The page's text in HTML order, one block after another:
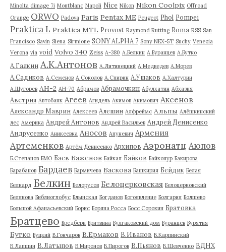
Minolta dimage 7i Montblanc Napoli Nice Nikon Nikon Coolpix Offroad
Orange ORWO Padova Paris Pentax ME Peugeot Phol Pompei
Praktica L Praktica MTL Provost Raymond Rutting Roma RSS San
Francisco Savin Siena Sirmione SONY ALPHA 7 Sony NEX-5T Suchy Venezia
Verona via void Volvo 340 Zeiss А-380 А.Белкин А.Буранцев А.Бутко
А.Галкин А.К.Антонов А.Литинецкий А.Медведев А.Морев
А.Садиков А.Семенов А.Соколов А.Спирин А.Ушаков А.Халтурин
А.Щугорев АН-2 АН-70 Абрамов Абрамочкин Абулхатин Абхазия
Австрия Автобанк Агеев Агидель Акимов Акимович Аксенов
Александр Маврин Алексеев Алешин Алфреймс Альпы Алёшкинский
лес Америка Андрей Антонов Андрей Васильев Андрей Денисенко
Андрусенко Аникеевка Аносов Апуневич Армения
Артеменков Артём Денисенко Архипов Аэронатц Аюпов
Б.Степанов БМО Баев Баженов Байкал Байков Байконур Бакирова
Барабанов Бардаев Бармичева Баскова Башкирия Бейдик Белая
Белкард Белкин Белорусов Белоцерковская Белоцерковский
Белякова Библиоглобус Блынская Богданов Богоявление Болгария Болшево
Большой Афанасьевский Борис Боряна Росса Босс Сорокин Братовка
Братцево Бредбери Бритвина Булгаковский дом Буранцев Бурятия
Бутко Буцкий В.Гончаров В.Ермаков В.Иванов В.Карпинский
В.Лапшин В.Латыпов В.Миронов В.Пирогов В.Пьянов В.Шевченко ВДНХ